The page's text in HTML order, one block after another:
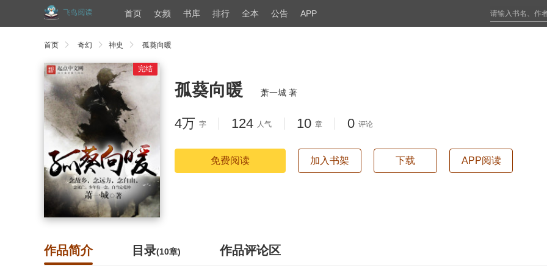
首页 女频 书库 排行 全本 公告 APP
首页 奇幻 神史 孤葵向暖
完结
孤葵向暖 萧一城 著
4万 字 124 人气 10 章 0 评论
免费阅读 加入书架 下载 APP阅读
作品简介 目录(10章) 作品评论区